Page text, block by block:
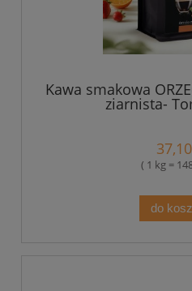
Kawa smakowa
ziarnista-
( 1 kg =
do